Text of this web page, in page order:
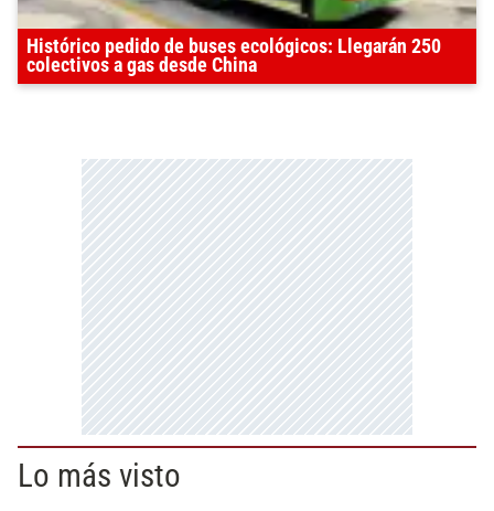
Histórico pedido de buses ecológicos: Llegarán 250
colectivos a gas desde China
Lo más visto